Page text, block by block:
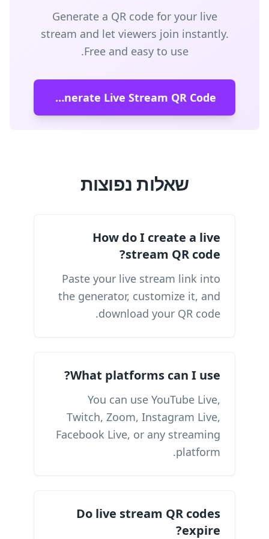
Generate a QR code for your live
stream and let viewers join instantly.
Free and easy to use.
Generate Live Stream QR Code
שאלות נפוצות
How do I create a live
stream QR code?
Paste your live stream link into
the generator, customize it, and
download your QR code.
What platforms can I use?
You can use YouTube Live,
Twitch, Zoom, Instagram Live,
Facebook Live, or any streaming
platform.
Do live stream QR codes
expire?